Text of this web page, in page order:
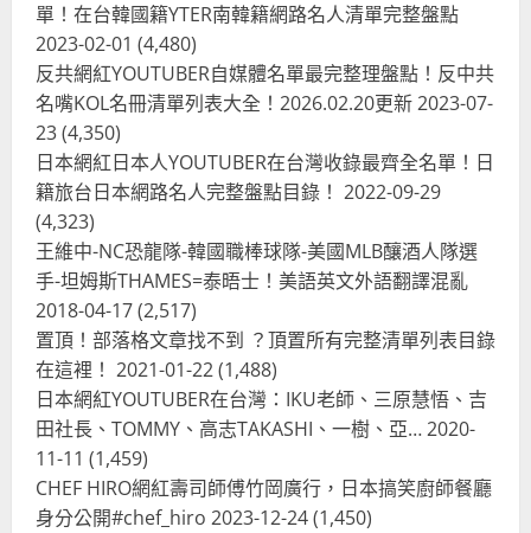
單！在台韓國籍YTER南韓籍網路名人清單完整盤點
2023-02-01 (4,480)
反共網紅YOUTUBER自媒體名單最完整理盤點！反中共
名嘴KOL名冊清單列表大全！2026.02.20更新2023-07-
23(4,350)
日本網紅日本人YOUTUBER在台灣收錄最齊全名單！日
籍旅台日本網路名人完整盤點目錄！ 2022-09-29
(4,323)
王維中-NC恐龍隊-韓國職棒球隊-美國MLB釀酒人隊選
手-坦姆斯THAMES=泰晤士！美語英文外語翻譯混亂
2018-04-17(2,517)
置頂！部落格文章找不到 ？頂置所有完整清單列表目錄
在這裡！ 2021-01-22(1,488)
日本網紅YOUTUBER在台灣：IKU老師、三原慧悟、吉
田社長、TOMMY、高志TAKASHI、一樹、亞…2020-
11-11 (1,459)
CHEF HIRO網紅壽司師傅竹岡廣行，日本搞笑廚師餐廳
身分公開#chef_hiro 2023-12-24(1,450)